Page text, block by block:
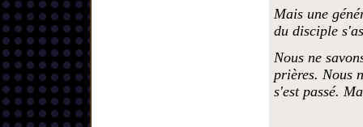
Mais une
du disciple
Nous ne
prières. Nous
s'est passé.